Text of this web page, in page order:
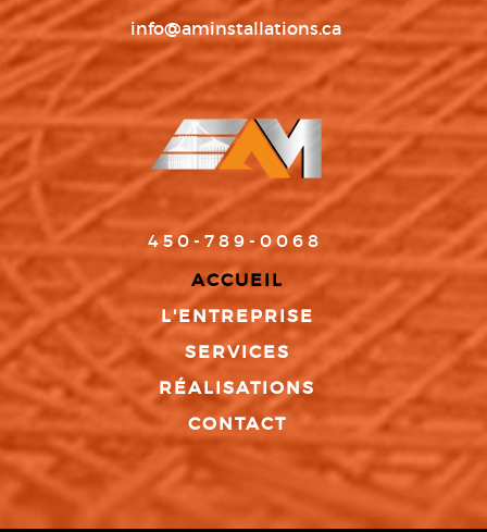
info@aminstallations.ca
450-789-0068
ACCUEIL
L'ENTREPRISE
SERVICES
RÉALISATIONS
CONTACT